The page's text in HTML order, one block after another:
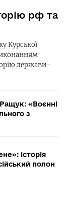
рф та
Курської
держави-
«Воєнні
з
історія
полон